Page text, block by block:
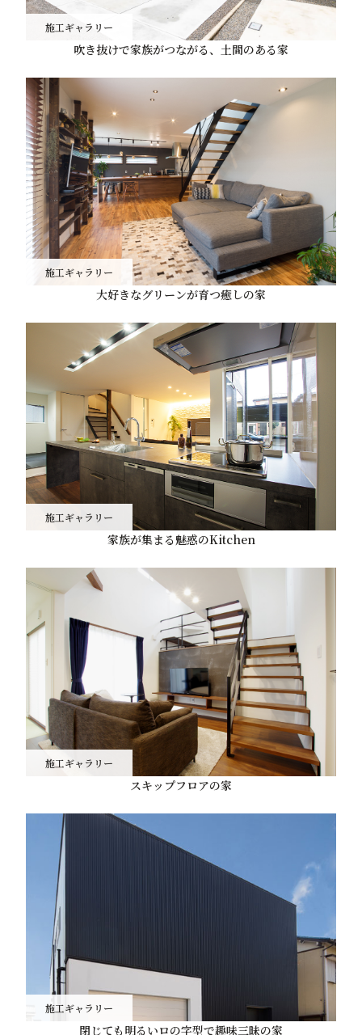
施工ギャラリー
吹き抜けで家族がつながる、土間のある家
施工ギャラリー
大好きなグリーンが育つ癒しの家
施工ギャラリー
家族が集まる魅惑のKitchen
施工ギャラリー
スキップフロアの家
施工ギャラリー
閉じても明るいロの字型で趣味三昧の家